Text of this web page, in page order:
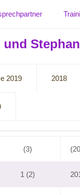
und
2019 2018
(3)
1 (2)